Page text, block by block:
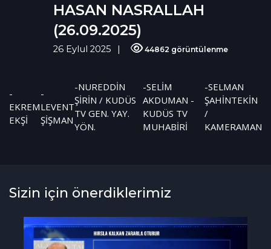
HASAN NASRALLAH
(26.09.2025)
26 Eylul 2025 44862 görüntülenme
-
EKREM
EKŞİ
-
LEVENT
ŞİŞMAN
-NUREDDİN
ŞİRİN / KUDÜS
TV GEN. YAY.
YÖN.
-SELİM
AKDUMAN -
KUDÜS TV
MUHABİRİ
-SELMAN
ŞAHİNTEKİN
/
KAMERAMAN
Sizin için önerdiklerimiz